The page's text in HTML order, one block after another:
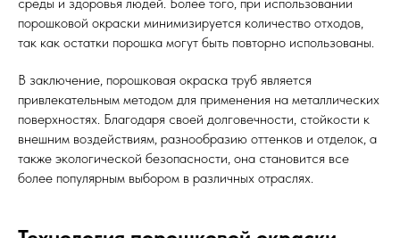
порошковой окраски минимизируется количество отходов,
так как остатки порошка могут быть повторно использованы.
В заключение, порошковая окраска труб является
привлекательным методом для применения на металлических
поверхностях. Благодаря своей долговечности, стойкости к
внешним воздействиям, разнообразию оттенков и отделок, а
также экологической безопасности, она становится все
более популярным выбором в различных отраслях.